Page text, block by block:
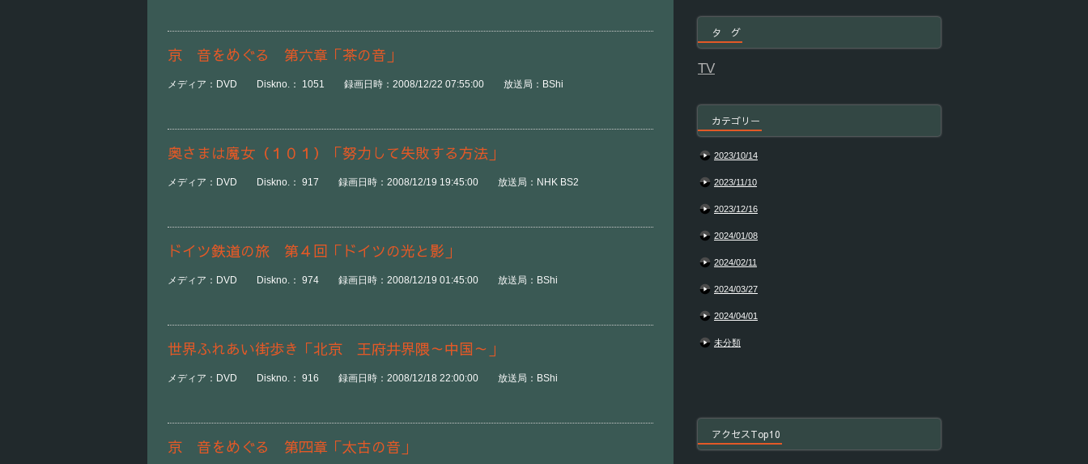
京 音をめぐる 第六章「茶の音」
メディア：DVD Diskno.： 1051 録画日時：2008/12/22 07:55:00 放送局：BShi
奥さまは魔女（１０１）「努力して失敗する方法」
メディア：DVD Diskno.： 917 録画日時：2008/12/19 19:45:00 放送局：NHK BS2
ドイツ鉄道の旅 第４回「ドイツの光と影」
メディア：DVD Diskno.： 974 録画日時：2008/12/19 01:45:00 放送局：BShi
世界ふれあい街歩き「北京 王府井界隈～中国～」
メディア：DVD Diskno.： 916 録画日時：2008/12/18 22:00:00 放送局：BShi
京 音をめぐる 第四章「太古の音」
タ グ
TV
カテゴリー
2023/10/14
2023/11/10
2023/12/16
2024/01/08
2024/02/11
2024/03/27
2024/04/01
未分類
アクセスTop10